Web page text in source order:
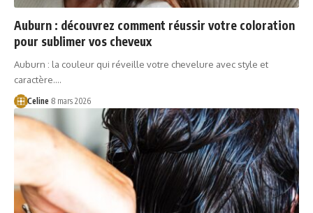
Auburn : découvrez comment réussir votre coloration
pour sublimer vos cheveux
Auburn : la couleur qui réveille votre chevelure avec style et
caractère.…
Celine 8 mars 2026